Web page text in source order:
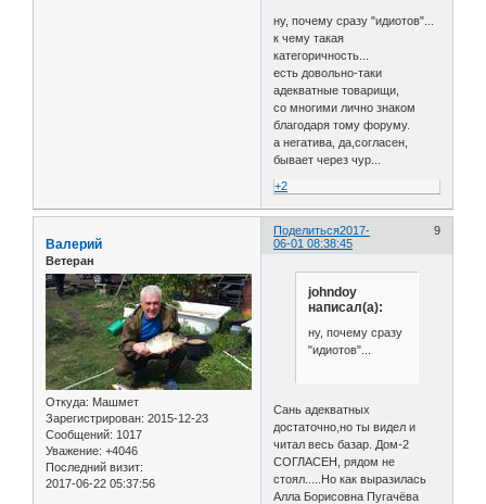
ну, почему сразу "идиотов"...
к чему такая
категоричность...
есть довольно-таки
адекватные товарищи,
со многими лично знаком
благодаря тому форуму.
а негатива, да,согласен,
бывает через чур...
+2
Поделиться 9
2017-
06-01 08:38:45
Валерий
Ветеран
Откуда: Машмет
Зарегистрирован: 2015-12-23
Сообщений: 1017
Уважение: +4046
Последний визит:
2017-06-22 05:37:56
johndoy
написал(а):
ну, почему сразу
"идиотов"...
Сань адекватных
достаточно,но ты видел и
читал весь базар. Дом-2
СОГЛАСЕН, рядом не
стоял.....Но как выразилась
Алла Борисовна Пугачёва